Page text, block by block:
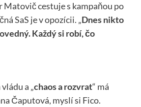
cestuje s kampaňou po
SaS je v opozícii. „Dnes nikto
Každý si robí, čo
a „chaos a rozvrat“ má
Čaputová, myslí si Fico.